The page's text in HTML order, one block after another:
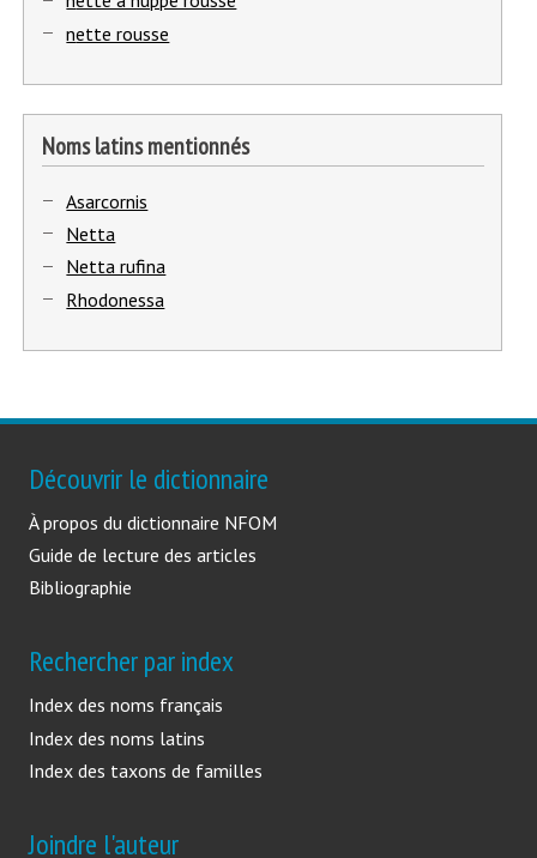
-
4nette rousse
Noms latins mentionnés
1
-
Asarcornis
2
-
Netta
3
-
Netta rufina
4
Rhodonessa
Découvrir le dictionnaire
À propos du dictionnaire NFOM
Guide de lecture des articles
Bibliographie
Rechercher par index
Index des noms français
Index des noms latins
Index des taxons de familles
Joindre l'auteur